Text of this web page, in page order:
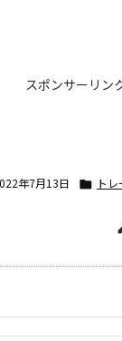
スポンサーリン
年7月13日  トレ